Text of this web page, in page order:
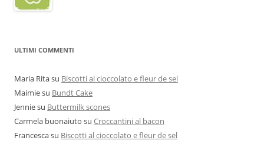
ULTIMI COMMENTI
Maria Ritasu Biscotti al cioccolato e fleur de sel
Maimiesu Bundt Cake
Jenniesu Buttermilk scones
Carmela buonaiuto su Croccantini al bacon
Francescasu Biscotti al cioccolato e fleur de sel